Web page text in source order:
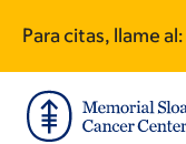
main
content
footer
Para citas, llame al: